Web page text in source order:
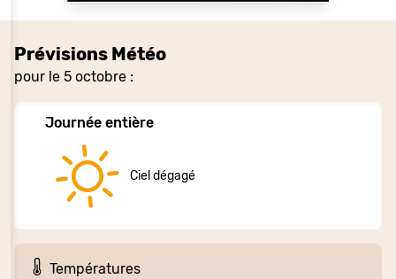
Prévisions Météo
pour le 5 octobre :
Journée entière
Ciel dégagé
Températures